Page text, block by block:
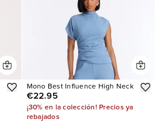
Mono Best Influence High Neck
€22.95
¡30% en la colección! Precios ya
rebajados